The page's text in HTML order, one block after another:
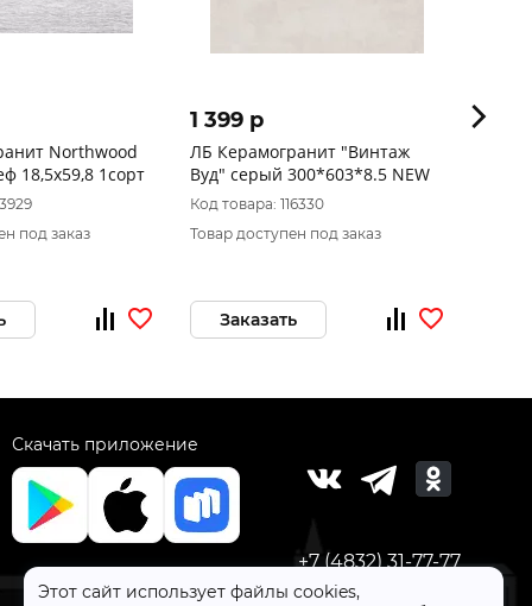
Этот сайт использует файлы cookies,
18,5x59,8 1сорт
под заказ
1 399 p
ЛБ Керамогранит "Винтаж
Вуд" серый 300*603*8.5 NEW
Код товара: 116330
Товар доступен под заказ
Заказать
1
Скачать приложение
+7 (4832) 31-77-77